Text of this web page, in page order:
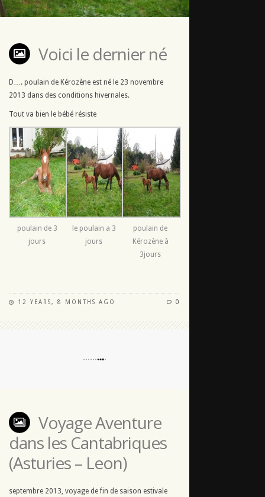
Voici le dernier né
D…. poulain de Kérozène est né le 23 novembre
2013 dans des conditions hivernales.
Tout va bien le bébé résiste
poulain de 3
jours
le poulain a 3
jours
poulain de
Kérozène à
3jours
12 YEARS, 8 MONTHS AGO 0
Voyage Aventure
dans les Cantabriques
(Asturies – Leon)
septembre 2013, voyage de fin de saison estivale